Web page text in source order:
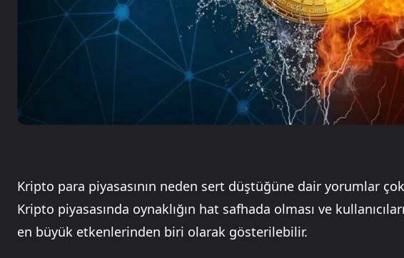
Kripto para piyasasının neden sert düştüğüne dair yorumlar
Kripto piyasasında oynaklığın hat safhada olması ve
en büyük etkenlerinden biri olarak gösterilebilir.